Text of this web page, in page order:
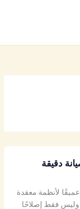
دقيقة
لأنظمة معقدة
وليس فقط إصلاحًا